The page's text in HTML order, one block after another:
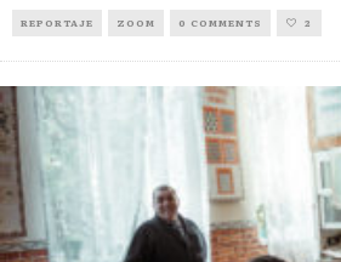
REPORTAJE ZOOM 0 COMMENTS 2